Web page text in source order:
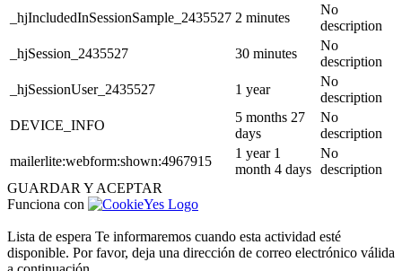
_hjIncludedInSessionSample_2435527 2 minutes
No
description
_hjSession_2435527
30 minutes
No
description
_hjSessionUser_2435527
1 year
No
description
DEVICE_INFO
5 months 27
days
No
description
mailerlite:webform:shown:4967915
1 year 1
month 4 days
No
description
GUARDAR Y ACEPTAR
Funciona con
Lista de espera Te informaremos cuando esta actividad esté
disponible. Por favor, deja una dirección de correo electrónico válida